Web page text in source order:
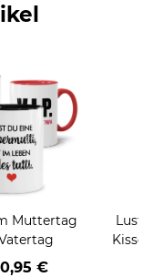
Muttertag
€
Kissen -